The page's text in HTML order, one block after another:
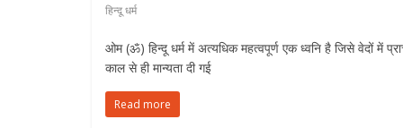
हिन्दू धर्म
ओम (ॐ) हिन्दू धर्म में अत्यधिक महत्वपूर्ण एक ध्वनि है जिसे वेदों में
काल से ही मान्यता दी गई
Read more